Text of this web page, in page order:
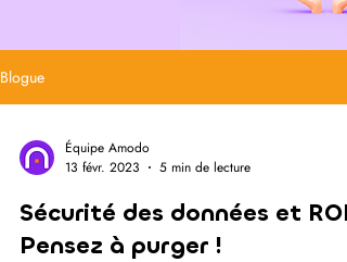
Blogue
Équipe Amodo
13 févr. 2023
5 min de lecture
Sécurité des données et ROI:
Pensez à purger !